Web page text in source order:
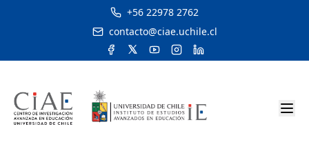
+56 22978 2762
contacto@ciae.uchile.cl